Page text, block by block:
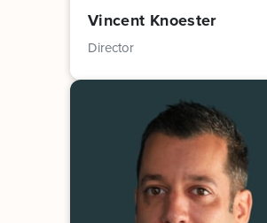
Vincent Knoester
Director